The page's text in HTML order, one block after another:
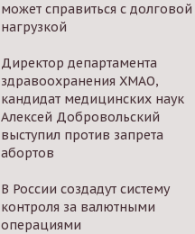
может справиться с долговой
нагрузкой
Директор департамента
здравоохранения ХМАО,
кандидат медицинских наук
Алексей Добровольский
выступил против запрета
абортов
В России создадут систему
контроля за валютными
операциями